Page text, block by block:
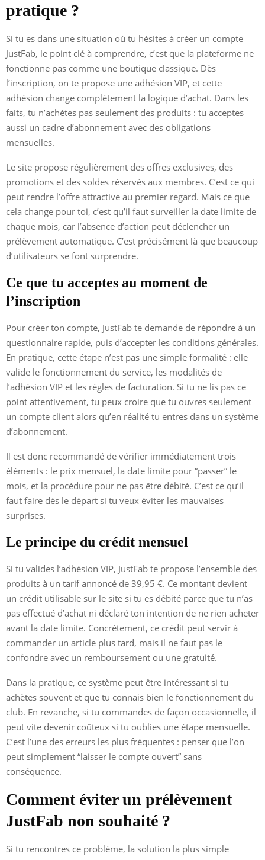
pratique ?
Si tu es dans une situation où tu hésites à créer un compte
JustFab, le point clé à comprendre, c’est que la plateforme ne
fonctionne pas comme une boutique classique. Dès
l’inscription, on te propose une adhésion VIP, et cette
adhésion change complètement la logique d’achat. Dans les
faits, tu n’achètes pas seulement des produits : tu acceptes
aussi un cadre d’abonnement avec des obligations
mensuelles.
Le site propose régulièrement des offres exclusives, des
promotions et des soldes réservés aux membres. C’est ce qui
peut rendre l’offre attractive au premier regard. Mais ce que
cela change pour toi, c’est qu’il faut surveiller la date limite de
chaque mois, car l’absence d’action peut déclencher un
prélèvement automatique. C’est précisément là que beaucoup
d’utilisateurs se font surprendre.
Ce que tu acceptes au moment de
l’inscription
Pour créer ton compte, JustFab te demande de répondre à un
questionnaire rapide, puis d’accepter les conditions générales.
En pratique, cette étape n’est pas une simple formalité : elle
valide le fonctionnement du service, les modalités de
l’adhésion VIP et les règles de facturation. Si tu ne lis pas ce
point attentivement, tu peux croire que tu ouvres seulement
un compte client alors qu’en réalité tu entres dans un système
d’abonnement.
Il est donc recommandé de vérifier immédiatement trois
éléments : le prix mensuel, la date limite pour “passer” le
mois, et la procédure pour ne pas être débité. C’est ce qu’il
faut faire dès le départ si tu veux éviter les mauvaises
surprises.
Le principe du crédit mensuel
Si tu valides l’adhésion VIP, JustFab te propose l’ensemble des
produits à un tarif annoncé de 39,95 €. Ce montant devient
un crédit utilisable sur le site si tu es débité parce que tu n’as
pas effectué d’achat ni déclaré ton intention de ne rien acheter
avant la date limite. Concrètement, ce crédit peut servir à
commander un article plus tard, mais il ne faut pas le
confondre avec un remboursement ou une gratuité.
Dans la pratique, ce système peut être intéressant si tu
achètes souvent et que tu connais bien le fonctionnement du
club. En revanche, si tu commandes de façon occasionnelle, il
peut vite devenir coûteux si tu oublies une étape mensuelle.
C’est l’une des erreurs les plus fréquentes : penser que l’on
peut simplement “laisser le compte ouvert” sans
conséquence.
Comment éviter un prélèvement
JustFab non souhaité ?
Si tu rencontres ce problème, la solution la plus simple